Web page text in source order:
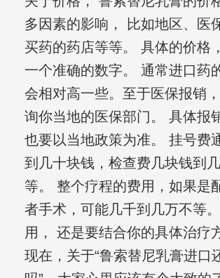
多因素的影响， 比如地区、医
买药的药店等等。 具体的价格
一个准确的数字。 通常进口药
会相对高一些。至于医保报销
询你当地的医保部门。 具体报
也要以当地政策为准。 挂号费
到几十块钱，检查费几块钱到
等。 整个疗程的费用，如果是
者手术，可能几千到几万不等
用， 还是要结合你的具体治疗
现在，关于“鲁索替尼乳膏进口